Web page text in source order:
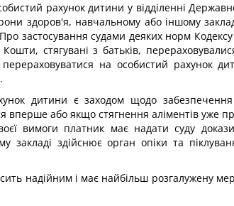
рахунок дитини у відділенні
здоров'я, навчальному або іншому
застосування судами деяких норм
стягувані з батьків,
на особистий рахунок
дитини є заходом щодо забезпечення
вперше або якщо стягнення аліментів уже
вимоги платник має надати суду
закладі здійснює орган опіки та
надійним і має найбільш розгалужену